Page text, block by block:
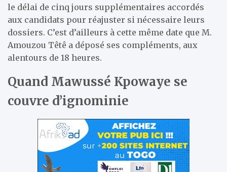
le délai de cinq jours supplémentaires accordés
aux candidats pour réajuster si nécessaire leurs
dossiers. C’est d’ailleurs à cette même date que M.
Amouzou Têtê a déposé ses compléments, aux
alentours de 18 heures.
Quand Mawussé Kpowaye se
couvre d’ignominie